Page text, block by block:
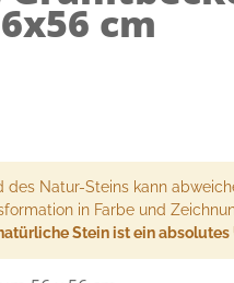
cm
des Natur-Steins kann
in Farbe und
Stein ist ein absolutes